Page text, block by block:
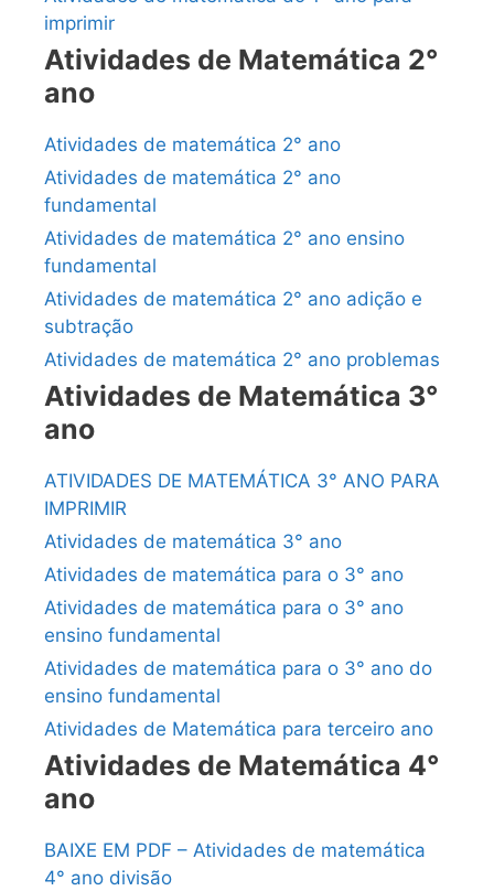
imprimir
Atividades de Matemática 2°
ano
Atividades de matemática 2° ano
Atividades de matemática 2° ano
fundamental
Atividades de matemática 2° ano ensino
fundamental
Atividades de matemática 2° ano adição e
subtração
Atividades de matemática 2° ano problemas
Atividades de Matemática 3°
ano
ATIVIDADES DE MATEMÁTICA 3° ANO PARA
IMPRIMIR
Atividades de matemática 3° ano
Atividades de matemática para o 3° ano
Atividades de matemática para o 3° ano
ensino fundamental
Atividades de matemática para o 3° ano do
ensino fundamental
Atividades de Matemática para terceiro ano
Atividades de Matemática 4°
ano
BAIXE EM PDF – Atividades de matemática
4° ano divisão